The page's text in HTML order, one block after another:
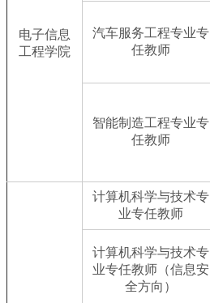
电子信息
工程学院
汽车服务工程专业专
任教师
智能制造工程专业专
任教师
计算机科学与技术专
业专任教师
计算机科学与技术专
业专任教师（信息安
全方向）